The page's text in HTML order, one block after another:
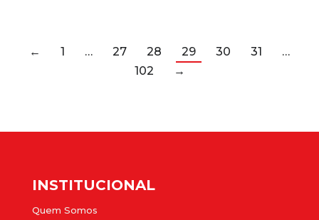
← 1 … 27 28 29 30 31
…
102
→
INSTITUCIONAL
Quem Somos